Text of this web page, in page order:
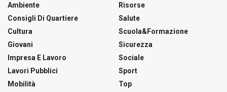
Ambiente
Consigli Di Quartiere
Cultura
Giovani
Impresa E Lavoro
Lavori Pubblici
Mobilità
Risorse
Salute
Scuola&Formazione
Sicurezza
Sociale
Sport
Top